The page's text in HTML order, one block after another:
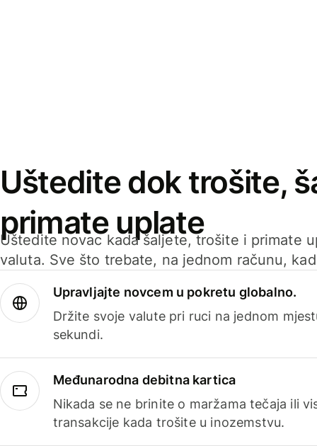
Uštedite dok trošite,
primate uplate
Uštedite novac kada šaljete, trošite i primate
valuta. Sve što trebate, na jednom računu,
Upravljajte novcem u pokretu globalno.
Držite svoje valute pri ruci na jednom
sekundi.
Međunarodna debitna kartica
Nikada se ne brinite o maržama tečaja ili
transakcije kada trošite u inozemstvu.